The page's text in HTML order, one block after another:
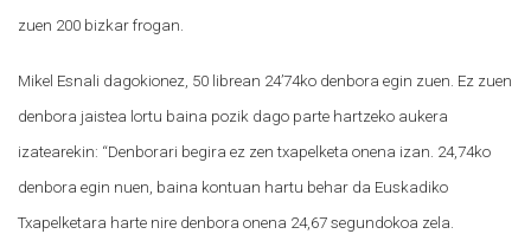
zuen 200 bizkar frogan.
Mikel Esnali dagokionez, 50 librean 24’74ko denbora egin zuen. Ez zuen
denbora jaistea lortu baina pozik dago parte hartzeko aukera
izatearekin: “Denborari begira ez zen txapelketa onena izan. 24,74ko
denbora egin nuen, baina kontuan hartu behar da Euskadiko
Txapelketara harte nire denbora onena 24,67 segundokoa zela.